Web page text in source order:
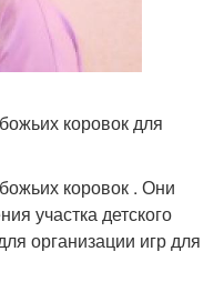
коровок для
коровок . Они
участка детского
организации игр для